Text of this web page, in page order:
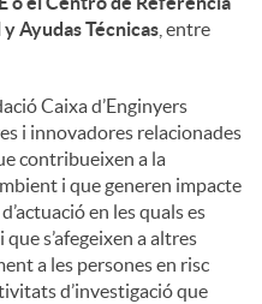
Ayudas Técnicas , entre
Caixa d’Enginyers
i innovadores relacionades
contribueixen a la
i que generen impacte
en les quals es
s’afegeixen a altres
a les persones en risc
d’investigació que